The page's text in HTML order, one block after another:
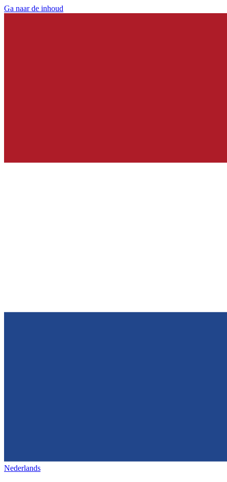
Ga naar de inhoud
Nederlands